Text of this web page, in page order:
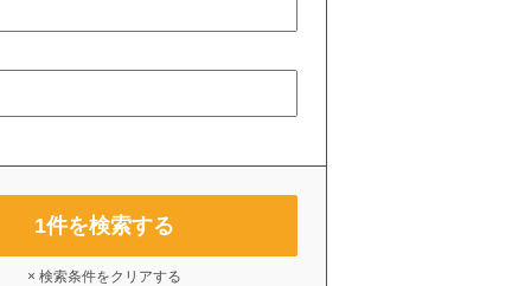
1件を検索する
× 検索条件をクリアする